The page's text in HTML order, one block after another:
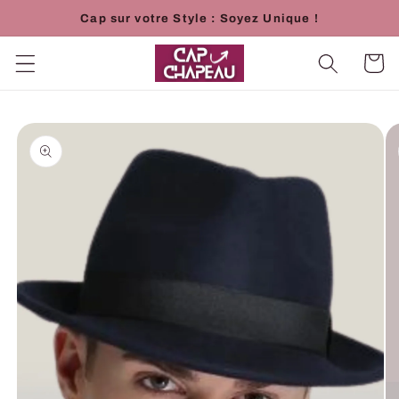
passer
contenu
Cap sur votre Style : Soyez Unique !
Panier
Passer aux
informations
produits